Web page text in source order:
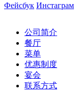
Фейсбук Инстаграм
公司简介
餐厅
菜单
优惠制度
宴会
联系方式